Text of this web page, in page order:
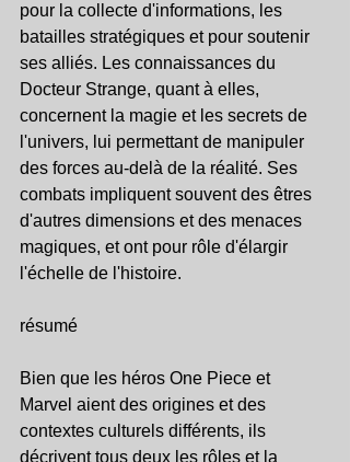
pour la collecte d'informations, les
batailles stratégiques et pour soutenir
ses alliés. Les connaissances du
Docteur Strange, quant à elles,
concernent la magie et les secrets de
l'univers, lui permettant de manipuler
des forces au-delà de la réalité. Ses
combats impliquent souvent des êtres
d'autres dimensions et des menaces
magiques, et ont pour rôle d'élargir
l'échelle de l'histoire.
résumé
Bien que les héros One Piece et
Marvel aient des origines et des
contextes culturels différents, ils
décrivent tous deux les rôles et la